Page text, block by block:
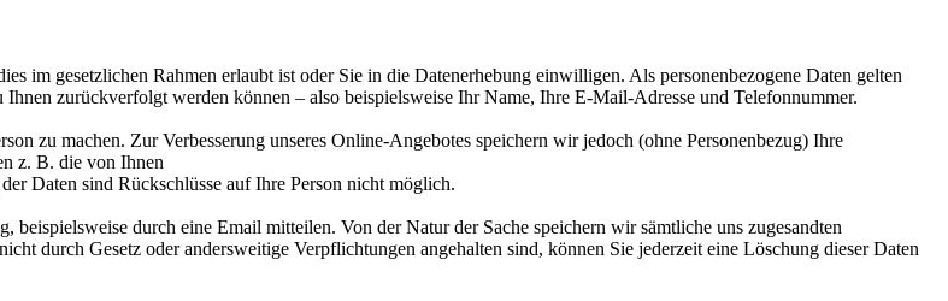
im gesetzlichen Rahmen erlaubt ist oder Sie in die Datenerhebung einwilligen. Als personenbezogene Daten gelten
zurückverfolgt werden können – also beispielsweise Ihr Name, Ihre E-Mail-Adresse und Telefonnummer.
zu machen. Zur Verbesserung unseres Online-Angebotes speichern wir jedoch (ohne Personenbezug) Ihre
z. B. die von Ihnen
Daten sind Rückschlüsse auf Ihre Person nicht möglich.
durch eine Email mitteilen. Von der Natur der Sache speichern wir sämtliche uns zugesandten
durch Gesetz oder andersweitige Verpflichtungen angehalten sind, können Sie jederzeit eine Löschung dieser Daten